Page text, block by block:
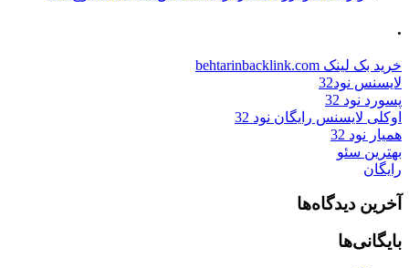
.
خرید بک لینک behtarinbacklink.com
لایسنس نود32
پسورد نود 32
اوکلی لایسنس رایگان نود 32
همیار نود 32
بهترین سئو
رایگان
آخرین دیدگاه‌ها
بایگانی‌ها